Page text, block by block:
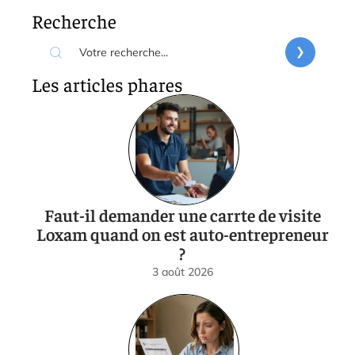
Recherche
Les articles phares
Faut-il demander une carrte de visite
Loxam quand on est auto-entrepreneur
?
3 août 2026